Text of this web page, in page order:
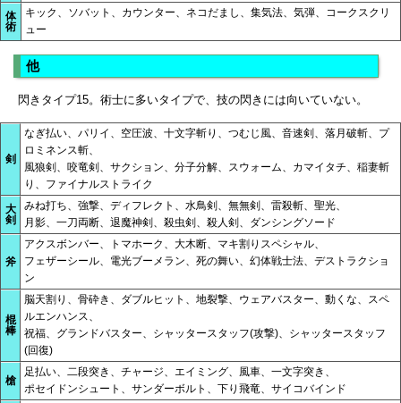
体
術
キック、ソバット、カウンター、ネコだまし、集気法、気弾、コークスクリ
ュー
他
閃きタイプ15。術士に多いタイプで、技の閃きには向いていない。
剣
なぎ払い、パリイ、空圧波、十文字斬り、つむじ風、音速剣、落月破斬、プ
ロミネンス斬、
風狼剣、咬竜剣、サクション、分子分解、スウォーム、カマイタチ、稲妻斬
り、ファイナルストライク
大
剣
みね打ち、強撃、ディフレクト、水鳥剣、無無剣、雷殺斬、聖光、
月影、一刀両断、退魔神剣、殺虫剣、殺人剣、ダンシングソード
斧
アクスボンバー、トマホーク、大木断、マキ割りスペシャル、
フェザーシール、電光ブーメラン、死の舞い、幻体戦士法、デストラクショ
ン
棍
棒
脳天割り、骨砕き、ダブルヒット、地裂撃、ウェアバスター、動くな、スペ
ルエンハンス、
祝福、グランドバスター、シャッタースタッフ(攻撃)、シャッタースタッフ
(回復)
槍
足払い、二段突き、チャージ、エイミング、風車、一文字突き、
ポセイドンシュート、サンダーボルト、下り飛竜、サイコバインド